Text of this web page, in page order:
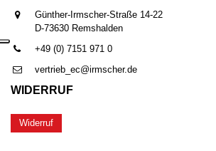
Günther-Irmscher-Straße 14-22
D-73630 Remshalden
+49 (0) 7151 971 0
vertrieb_ec@irmscher.de
WIDERRUF
Widerruf